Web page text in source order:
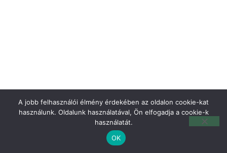
A jobb felhasználói élmény érdekében az oldalon cookie-kat
használunk. Oldalunk használatával, Ön elfogadja a cookie-k
használatát.
OK